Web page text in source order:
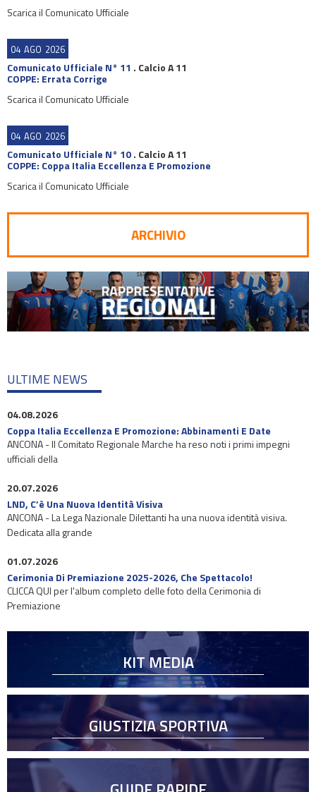
Scarica il Comunicato Ufficiale
04 AGO 2026
Comunicato Ufficiale N° 11 . Calcio A 11
COPPE: Errata Corrige
Scarica il Comunicato Ufficiale
04 AGO 2026
Comunicato Ufficiale N° 10. Calcio A 11
COPPE: Coppa Italia Eccellenza E Promozione
Scarica il Comunicato Ufficiale
ARCHIVIO
ULTIME NEWS
04.08.2026
Coppa Italia Eccellenza E Promozione: Abbinamenti E Date
ANCONA - Il Comitato Regionale Marche ha reso noti i primi impegni
ufficiali della
20.07.2026
LND, C’è Una Nuova Identità Visiva
ANCONA - La Lega Nazionale Dilettanti ha una nuova identità visiva.
Dedicata alla grande
01.07.2026
Cerimonia Di Premiazione 2025-2026, Che Spettacolo!
CLICCA QUI per l'album completo delle foto della Cerimonia di
Premiazione
KIT MEDIA
GIUSTIZIA SPORTIVA